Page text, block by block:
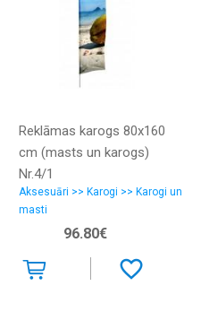
Reklāmas karogs 80x160
cm (masts un karogs)
Nr.4/1
Aksesuāri >> Karogi >> Karogi un
masti
96.80€